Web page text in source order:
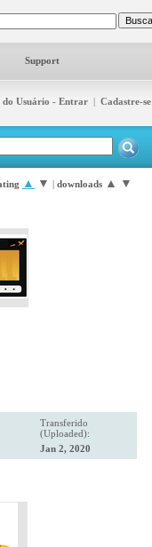
Support
do Usuário - Entrar | Cadastre-se
▲ ▼ | downloads ▲ ▼
Transferido
(Uploaded):
Jan 2, 2020